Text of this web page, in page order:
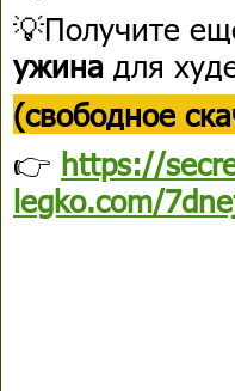
💡Получите
ужина для
(свободное
👉 https://
legko.com/